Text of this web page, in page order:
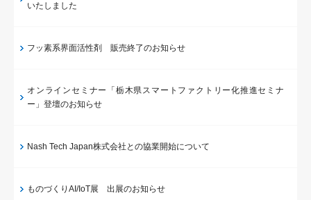
いたしました
フッ素系界面活性剤 販売終了のお知らせ
オンラインセミナー「栃木県スマートファクトリー化推進セミナ
ー」登壇のお知らせ
Nash Tech Japan株式会社との協業開始について
ものづくりAI/IoT展 出展のお知らせ